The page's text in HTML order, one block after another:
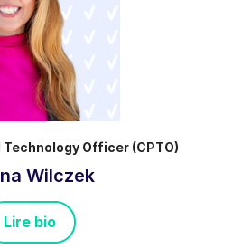
Officer (CPTO)
Wilczek
Lire bio